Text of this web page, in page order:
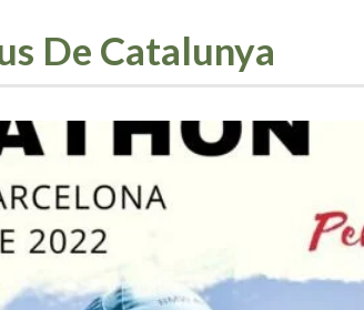
De Catalunya